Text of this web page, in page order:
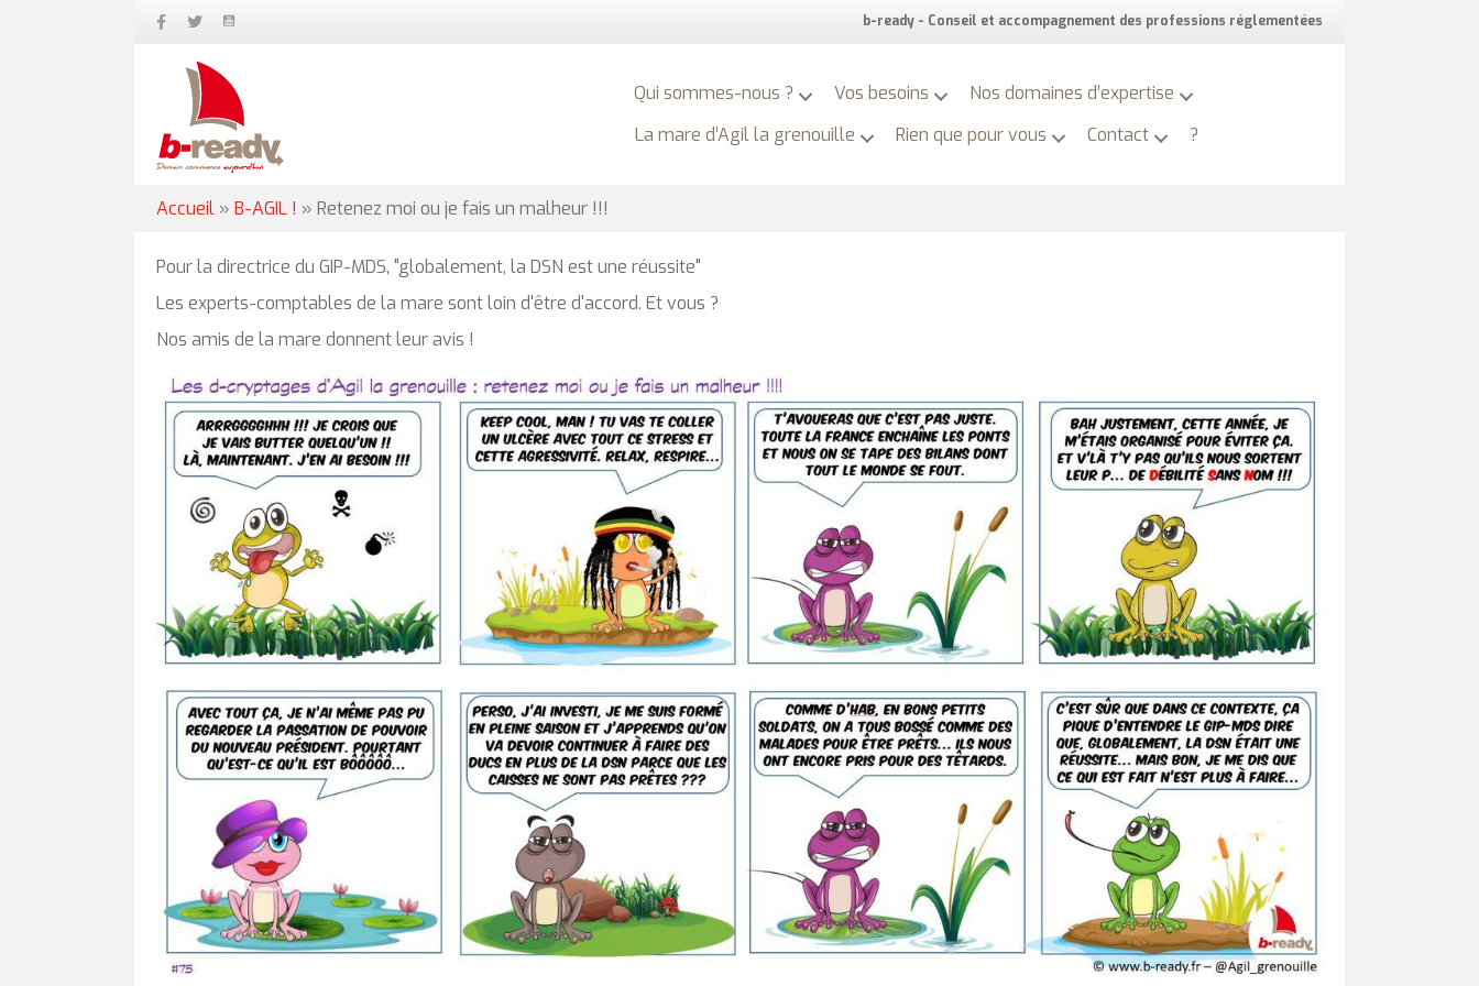
b-ready - Conseil et accompagnement des professions réglementées
Qui sommes-nous ? Vos besoins
Nos domaines d’expertise
La mare d’Agil la grenouille
Rien que pour vous Contact ?
Accueil » B-AGIL ! » Retenez moi ou je fais un malheur !!!
Pour la directrice du GIP-MDS, "globalement, la DSN est une réussite"
Les experts-comptables de la mare sont loin d'être d'accord. Et vous ?
Nos amis de la mare donnent leur avis !